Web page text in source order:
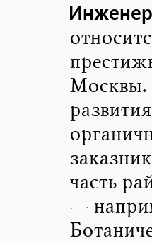
Москвы.
часть
—